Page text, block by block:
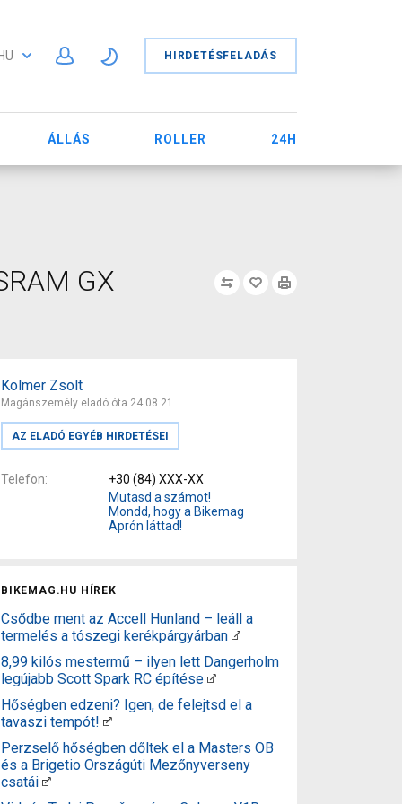
HIRDETÉSFELADÁS
ÁLLÁS ROLLER 24H
GX
Kolmer Zsolt
Magánszemély eladó óta 24.08.21
AZ ELADÓ EGYÉB HIRDETÉSEI
Telefon
+30 (84) XXX-XX
Mutasd a számot!
Mondd, hogy a Bikemag
Aprón láttad!
BIKEMAG.HU HÍREK
Csődbe ment az Accell Hunland – leáll a
termelés a tószegi kerékpárgyárban
8,99 kilós mestermű – ilyen lett Dangerholm
legújabb Scott Spark RC építése
Hőségben edzeni? Igen, de felejtsd el a
tavaszi tempót!
Perzselő hőségben dőltek el a Masters OB
és a Brigetio Országúti Mezőnyverseny
csatái